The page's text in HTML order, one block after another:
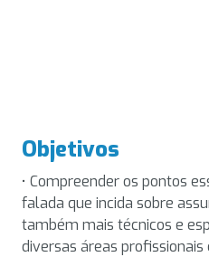
Objetivos
• Compreender os pontos
falada que incida sobre
também mais técnicos e
diversas áreas profissionais